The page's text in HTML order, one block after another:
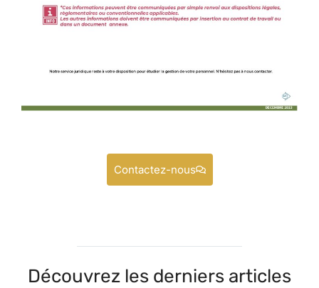
Contactez-nous
Découvrez les derniers articles